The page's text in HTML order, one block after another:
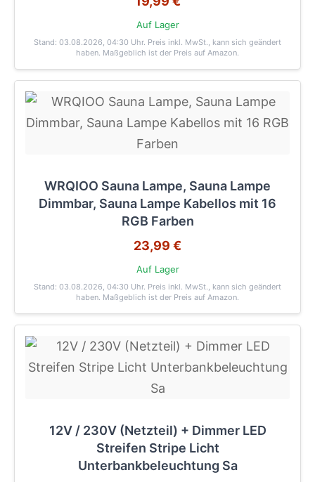
Auf Lager
Stand: 03.08.2026, 04:30 Uhr. Preis inkl. MwSt., kann sich geändert
haben. Maßgeblich ist der Preis auf Amazon.
WRQIOO Sauna Lampe, Sauna Lampe
Dimmbar, Sauna Lampe Kabellos mit 16
RGB Farben
23,99 €
Auf Lager
Stand: 03.08.2026, 04:30 Uhr. Preis inkl. MwSt., kann sich geändert
haben. Maßgeblich ist der Preis auf Amazon.
12V / 230V (Netzteil) + Dimmer LED
Streifen Stripe Licht
Unterbankbeleuchtung Sa